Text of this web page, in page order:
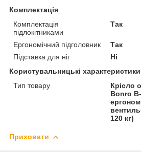
Комплектація
Комплектація
підлокітниками
Так
Ергономічний підголовник
Так
Підставка для ніг
Ні
Користувальницькі характеристики
Тип товару
Крісло
Bonro
120 кг)
Приховати